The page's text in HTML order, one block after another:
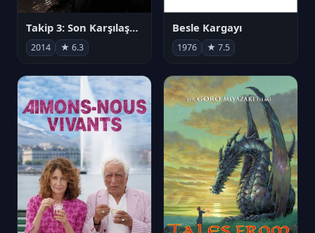
Takip 3: Son Karşılaşma
2014 ★ 6.3
Besle Kargayı
1976 ★ 7.5